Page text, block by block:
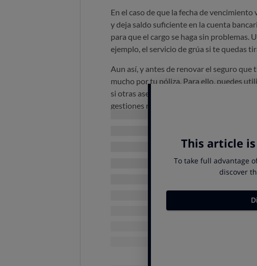
En el caso de que la fecha de
y deja saldo suficiente en la cuenta
para que el cargo se haga sin problemas.
ejemplo, el servicio de grúa si te quedas
Aun así, y antes de renovar el seguro
mucho por tu póliza. Para ello, puedes
si otras aseguradoras te ofrecen unas
gestiones requieren su tiempo, por lo que
opción es tenerla contratada y
Avises a tu aseguradora actual,
cancelar la póliza. Para este trámite,
Seguro de hogar: toma
Cuando te vas de vacaciones, no tiene
seguro del hogar que